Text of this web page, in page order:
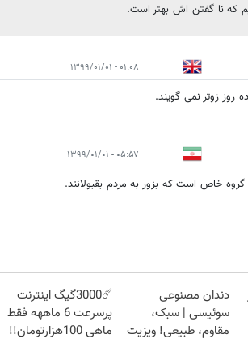
كه نا گفتن اش بهتر است.
۰۱:۰۸ - ۱۳۹۹/۰۱/۰۱
روز زوتر نمی گویند.
۰۵:۵۷ - ۱۳۹۹/۰۱/۰۱
خاص است که بزور به مردم بقبولانند.
دندان مصنوعی
سوئیسی | سبک،
مقاوم، طبیعی! ویزیت
☄️3000گیگ اینترنت
پرسرعت 6 ماههه فقط
ماهی 100هزارتومان!!